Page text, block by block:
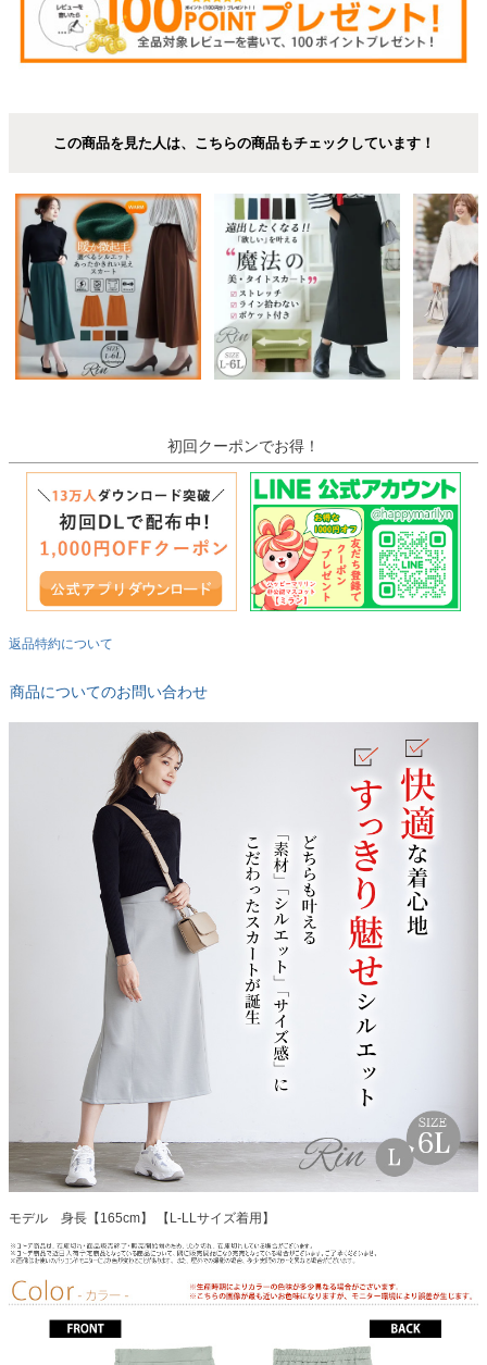
この商品を見た人は、こちらの商品もチェックしています！
初回クーポンでお得！
返品特約について
商品についてのお問い合わせ
モデル 身長【165cm】 【L-LLサイズ着用】